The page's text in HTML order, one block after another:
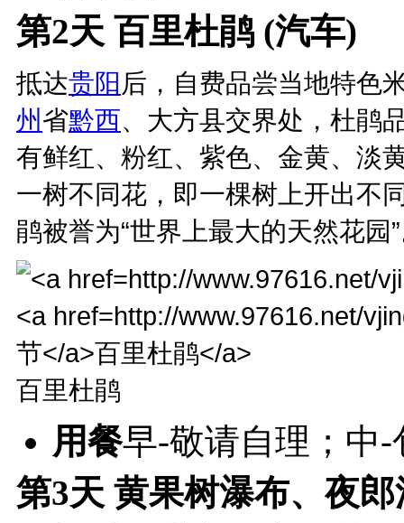
第2天 百里杜鹃 (汽车)
抵达贵阳 后，自费品尝当地特色
州 省黔西、大方县交界处，杜鹃
有鲜红、粉红、紫色、金黄、淡
一树不同花，即一棵树上开出不
鹃被誉为“世界上最大的天然花
百里杜鹃
用餐早-敬请自理；中
第3天 黄果树瀑布、夜